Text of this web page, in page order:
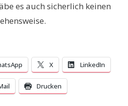
es auch sicherlich keinen
X LinkedIn
Drucken